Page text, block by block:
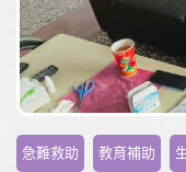
急難救助 教育補助